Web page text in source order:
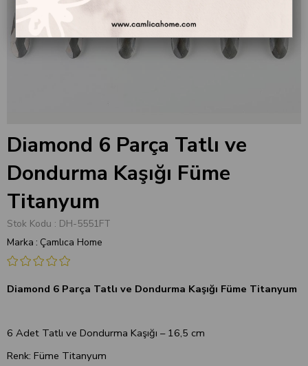
Diamond 6 Parça Tatlı ve
Dondurma Kaşığı Füme
Titanyum
Stok Kodu
DH-5551FT
Marka : Çamlıca Home
Diamond 6 Parça Tatlı ve Dondurma Kaşığı Füme Titanyum
6 Adet Tatlı ve Dondurma Kaşığı – 16,5 cm
Renk: Füme Titanyum